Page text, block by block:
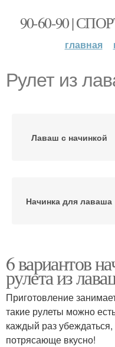
90-60-90 |
главная
Рулет из
Лаваш с начинкой
Начинка для лаваша
Диетический лаваш
Штрудель из лаваша
6 вариантов
рулета из
Приготовление
такие рулеты можно
каждый раз
потрясающе вкусно!